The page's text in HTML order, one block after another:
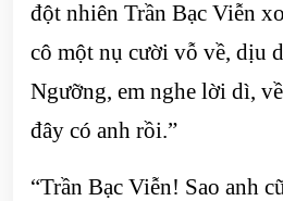
đột nhiên Trần Bạc Viễn
cô một nụ cười vỗ về, dịu
Ngưỡng, em nghe lời dì,
đây có anh rồi.”
“Trần Bạc Viễn! Sao anh